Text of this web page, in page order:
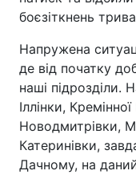
боєзіткнень
Напружена
де від початку
наші підрозділи.
Іллінки,
Новодмитрівки,
Катеринівки,
Дачному, на